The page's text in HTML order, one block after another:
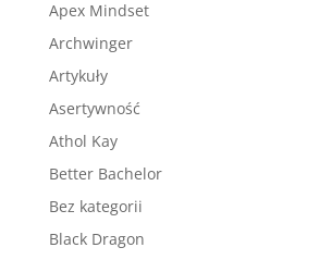
Apex Mindset
Archwinger
Artykuły
Asertywność
Athol Kay
Better Bachelor
Bez kategorii
Black Dragon